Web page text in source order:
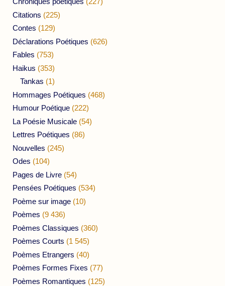
Citations (225)
Contes (129)
Déclarations Poétiques (626)
Fables (753)
Haikus (353)
Tankas (1)
Hommages Poétiques (468)
Humour Poétique (222)
La Poésie Musicale (54)
Lettres Poétiques (86)
Nouvelles (245)
Odes (104)
Pages de Livre (54)
Pensées Poétiques (534)
Poème sur image (10)
Poèmes (9 436)
Poèmes Classiques (360)
Poèmes Courts (1 545)
Poèmes Etrangers (40)
Poèmes Formes Fixes (77)
Poèmes Romantiques (125)